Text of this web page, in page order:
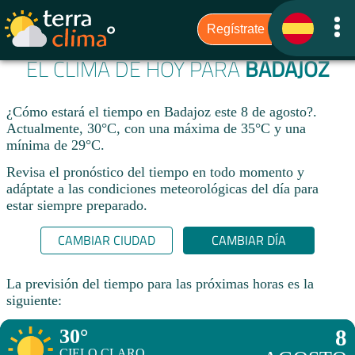
EL CLIMA DE HOY PARABADAJOZ
¿Cómo estará el tiempo en Badajoz este 8 de agosto?.
Actualmente, 30°C, con una máxima de 35°C y una
mínima de 29°C.
Revisa el pronóstico del tiempo en todo momento y
adáptate a las condiciones meteorológicas del día para
estar siempre preparado.​
CAMBIAR CIUDAD CAMBIAR DÍA
La previsión del tiempo para las próximas horas es la
siguiente:
30° 8